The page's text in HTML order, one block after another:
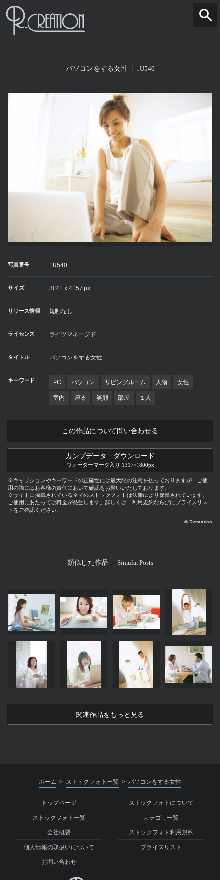
パソコンをする女性 1U540
写真番号 1U540
サイズ 3041 x 4157 px
リリース情報 規制なし
ライセンス ライツマネージド
タイトル パソコンをする女性
キーワード PC パソコン リビングルーム 人物 女性
室内 座る 笑顔 部屋 １人
この作品について問い合わせる
カンプデータ・ダウンロード
ウォーターマーク入り 1317×1800px
※キャプションやキーワードの正確性には最大限の注意を払っておりますが、ご使
用の際にはお客様の責任において確認をお願いいたしております。
※サイトに掲載されている全てのストックフォトは法律により保護されています。
ご使用にあたっては料金が発生します。詳しくは、利用規約ならびにプライスリス
トをご確認ください。
© R-creation
類似した作品 Simular Posts
関連作品をもっと見る
ホーム > ストックフォト一覧 > パソコンをする女性
トップページ ストックフォトについて
ストックフォト一覧 カテゴリ一覧
会社概要 ストックフォト利用規約
個人情報の取扱いについて プライスリスト
お問い合わせ